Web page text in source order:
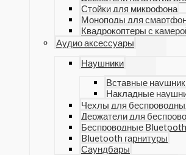
Стойки для микрофона
Моноподы для
Квадрокоптеры с
Аудио аксессуары
Наушники
Вставные
Накладные
Чехлы для
Держатели для
Беспроводные
Bluetooth гарнитуры
Саундбары